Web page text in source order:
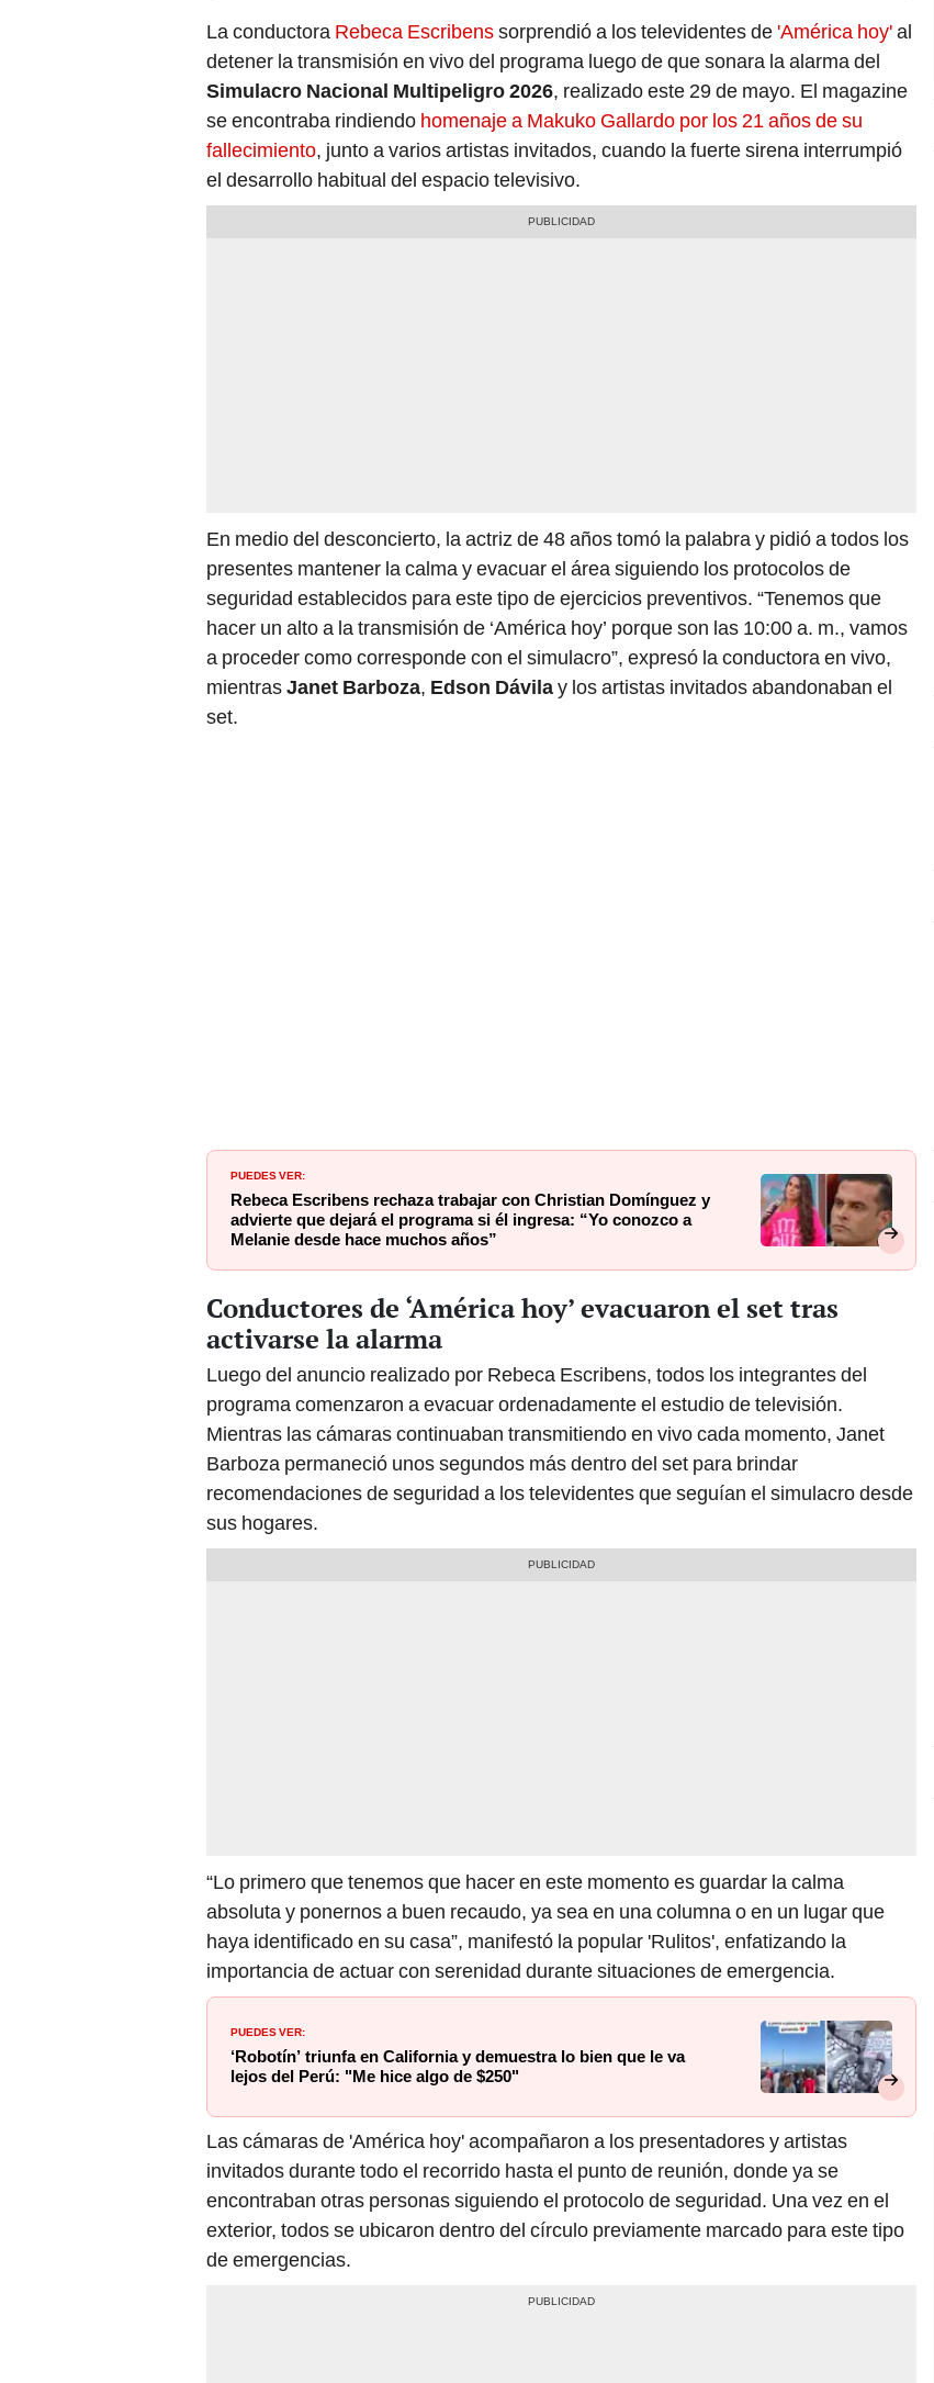
La conductora Rebeca Escribenssorprendió a los televidentes de 'América hoy'al
detener la transmisión en vivo del programa luego de que sonara la alarma del
Simulacro Nacional Multipeligro 2026, realizado este 29 de mayo. El magazine
se encontraba rindiendo homenaje a Makuko Gallardo por los 21 años de su
fallecimiento, junto a varios artistas invitados, cuando la fuerte sirena interrumpió
el desarrollo habitual del espacio televisivo.
En medio del desconcierto, la actriz de 48 años tomó la palabra y pidió a todos los
presentes mantener la calma y evacuar el área siguiendo los protocolos de
seguridad establecidos para este tipo de ejercicios preventivos. “Tenemos que
hacer un alto a la transmisión de ‘América hoy’ porque son las 10:00 a. m., vamos
a proceder como corresponde con el simulacro”, expresó la conductora en vivo,
mientrasJanet Barboza, Edson Dávilay los artistas invitados abandonaban el
set.
PUEDES VER:
Rebeca Escribens rechaza trabajar con Christian Domínguez y
advierte que dejará el programa si él ingresa: “Yo conozco a
Melanie desde hace muchos años”
Conductores de ‘América hoy’ evacuaron el set tras
activarse la alarma
Luego del anuncio realizado por Rebeca Escribens, todos los integrantes del
programa comenzaron a evacuar ordenadamente el estudio de televisión.
Mientras las cámaras continuaban transmitiendo en vivo cada momento, Janet
Barboza permaneció unos segundos más dentro del set para brindar
recomendaciones de seguridad a los televidentes que seguían el simulacro desde
sus hogares.
“Lo primero que tenemos que hacer en este momento es guardar la calma
absoluta y ponernos a buen recaudo, ya sea en una columna o en un lugar que
haya identificado en su casa”, manifestó la popular 'Rulitos', enfatizando la
importancia de actuar con serenidad durante situaciones de emergencia.
PUEDES VER:
‘Robotín’ triunfa en California y demuestra lo bien que le va
lejos del Perú: "Me hice algo de $250"
Las cámaras de 'América hoy' acompañaron a los presentadores y artistas
invitados durante todo el recorrido hasta el punto de reunión, donde ya se
encontraban otras personas siguiendo el protocolo de seguridad. Una vez en el
exterior, todos se ubicaron dentro del círculo previamente marcado para este tipo
de emergencias.